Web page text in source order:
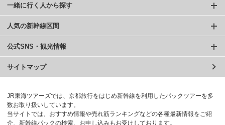
一緒に行く人から探す
人気の新幹線区間
公式SNS・観光情報
サイトマップ
JR東海ツアーズでは、京都旅行をはじめ新幹線を利用したパックツアーを多
数お取り扱いしています。
当サイトでは、おすすめ情報や売れ筋ランキングなどの各種最新情報をご紹
介、新幹線パックの検索、お申し込みもお受けしております。